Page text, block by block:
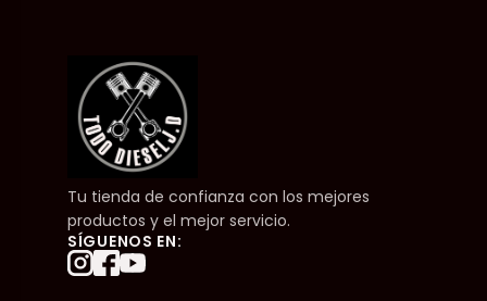
Tu tienda de confianza con los mejores
productos y el mejor servicio.
SÍGUENOS EN: